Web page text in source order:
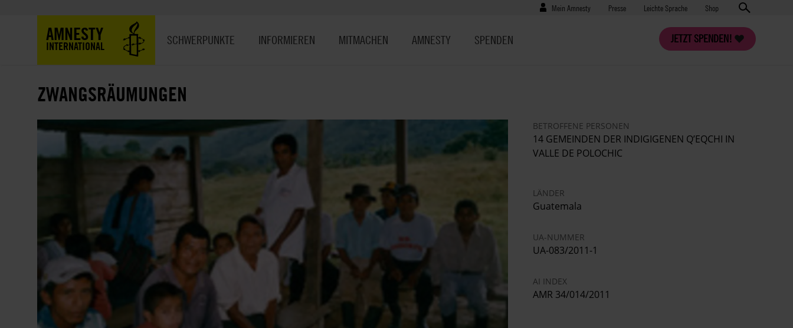
Benutzermenü
Mein Amnesty Presse
Presse Leichte Sprache Shop
AMNESTY
INTERNATIONAL
JETZT SPENDEN!
SCHWERPUNKTE INFORMIEREN MITMACHEN AMNESTY SPENDEN
ZWANGSRÄUMUNGEN
BETROFFENE PERSONEN
14 GEMEINDEN DER INDIGIGENEN Q’EQCHI IN
VALLE DE POLOCHIC
LÄNDER
Guatemala
UA-NUMMER
UA-083/2011-1
AI INDEX
AMR 34/014/2011